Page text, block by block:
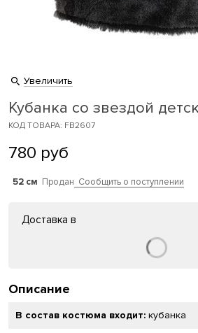
Увеличить
Кубанка со звездой
КОД ТОВАРА: FB2607
780 руб
52 см Продан Сообщить о поступлении
Доставка в
Описание
В состав костюма входит: кубанка